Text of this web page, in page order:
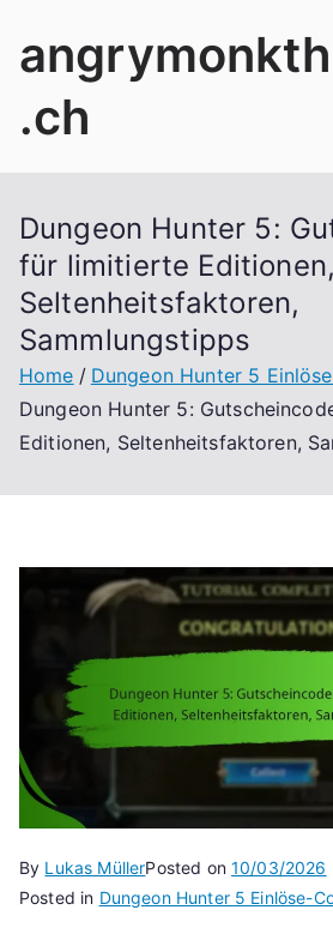
.ch
Dungeon Hunter 5:
für limitierte Editionen,
Seltenheitsfaktoren,
Sammlungstipps
Home
Dungeon Hunter 5
Dungeon Hunter 5:
Editionen, Seltenheitsfaktoren,
By Lukas MüllerPosted on10/03/2026
Posted in Dungeon Hunter 5 Einlöse-